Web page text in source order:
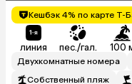
Кешбэк 4% по карте Т-
линия пес./гал. 100
Двухкомнатные номера
Собственный пляж